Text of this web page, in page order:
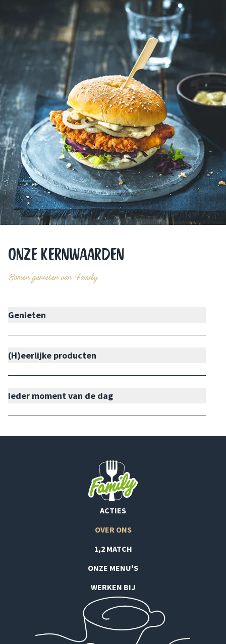
ONZE KERNWAARDEN
Samen genieten van Family
Genieten
(H)eerlijke producten
Ieder moment van de dag
ACTIES
OVER ONS
1,2 MATCH
ONZE MENU'S
WERKEN BIJ